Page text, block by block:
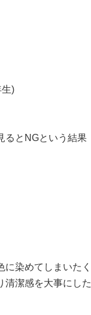
)
るとNGという結果
染めてしまいたく
清潔感を大事にした